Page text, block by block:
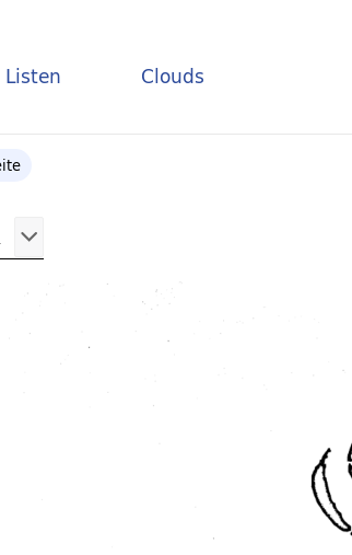
Listen Clouds